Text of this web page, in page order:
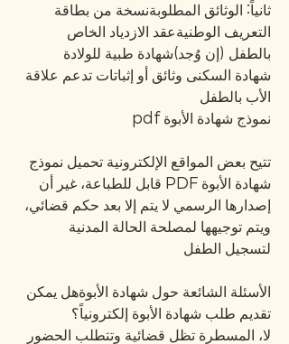
ثانياً: الوثائق المطلوبةنسخة من بطاقة
التعريف الوطنيةعقد الازدياد الخاص
بالطفل (إن وُجد)شهادة طبية للولادة
شهادة السكنى وثائق أو إثباتات تدعم علاقة
الأب بالطفل
نموذج شهادة الأبوة pdf
تتيح بعض المواقع الإلكترونية تحميل نموذج
شهادة الأبوة PDF قابل للطباعة، غير أن
إصدارها الرسمي لا يتم إلا بعد حكم قضائي،
ويتم توجيهها لمصلحة الحالة المدنية
لتسجيل الطفل
الأسئلة الشائعة حول شهادة الأبوةهل يمكن
تقديم طلب شهادة الأبوة إلكترونياً؟
لا، المسطرة تظل قضائية وتتطلب الحضور